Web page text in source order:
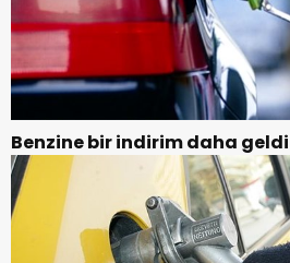
Benzine bir indirim daha geldi